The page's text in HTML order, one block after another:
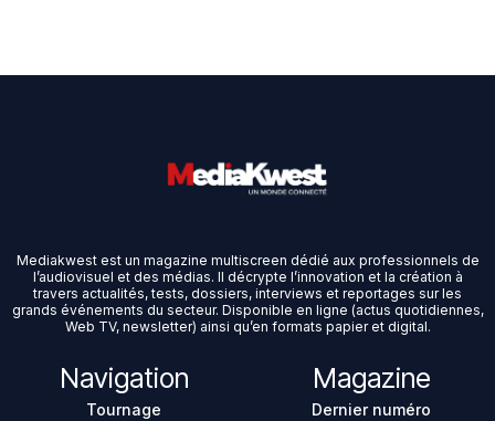
Mediakwest est un magazine multiscreen dédié aux professionnels de
l’audiovisuel et des médias. Il décrypte l’innovation et la création à
travers actualités, tests, dossiers, interviews et reportages sur les
grands événements du secteur. Disponible en ligne (actus quotidiennes,
Web TV, newsletter) ainsi qu’en formats papier et digital.
Navigation
Tournage
Magazine
Dernier numéro